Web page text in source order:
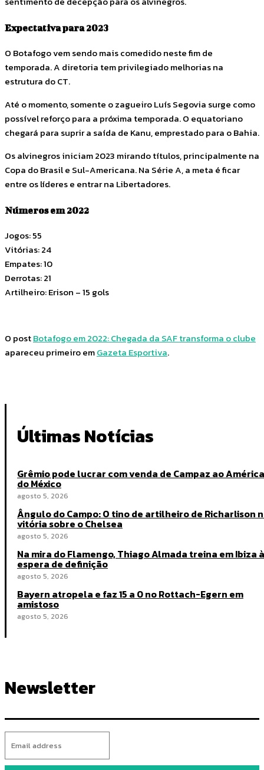
Expectativa para 2023
O Botafogo vem sendo mais comedido neste fim de
temporada. A diretoria tem privilegiado melhorias na
estrutura do CT.
Até o momento, somente o zagueiro Luís Segovia surge como
possível reforço para a próxima temporada. O equatoriano
chegará para suprir a saída de Kanu, emprestado para o Bahia.
Os alvinegros iniciam 2023 mirando títulos, principalmente na
Copa do Brasil e Sul-Americana. Na Série A, a meta é ficar
entre os líderes e entrar na Libertadores.
Números em 2022
Jogos: 55
Vitórias: 24
Empates: 10
Derrotas: 21
Artilheiro: Erison – 15 gols
O postBotafogo em 2022: Chegada da SAF transforma o clube
apareceu primeiro emGazeta Esportiva.
Últimas Notícias
Grêmio pode lucrar com venda de Campaz ao América
do México
agosto 5, 2026
Ângulo do Campo: O tino de artilheiro de Richarlison
vitória sobre o Chelsea
agosto 5, 2026
Na mira do Flamengo, Thiago Almada treina em Ibiza à
espera de definição
agosto 5, 2026
Bayern atropela e faz 15 a 0 no Rottach-Egern em
amistoso
agosto 5, 2026
Newsletter